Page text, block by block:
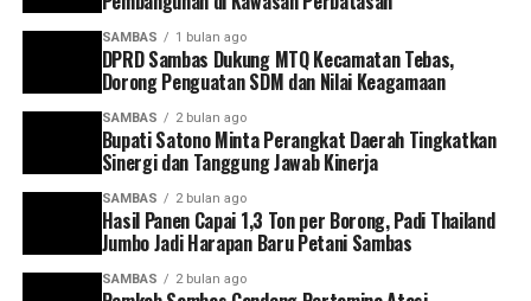
program yang dirancang, kata dia, harus mampu
menjawab kebutuhan masyarakat serta sejalan dengan
target pembangunan yang telah ditetapkan.
Selain itu, Bupati Satono meminta agar pelaporan
capaian kinerja dilakukan secara tertib dan akurat
pemerintahan yang efektif dan akuntabel.
yang selaras dengan arah pembangunan Kabupaten
SAMBAS 1 bulan ago
DPRD Sambas Dukung MTQ Kecamatan Tebas,
Dorong Penguatan SDM dan Nilai Keagamaan
SAMBAS 2 bulan ago
Bupati Satono Minta Perangkat Daerah Tingkatkan
Sinergi dan Tanggung Jawab Kinerja
SAMBAS 2 bulan ago
Hasil Panen Capai 1,3 Ton per Borong, Padi Thailand
Jumbo Jadi Harapan Baru Petani Sambas
SAMBAS 2 bulan ago